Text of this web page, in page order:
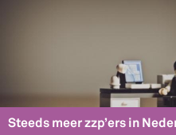
Steeds meer zzp’ers in